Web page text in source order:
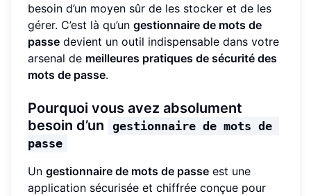
besoin d’un moyen sûr de les stocker et de les
gérer. C’est là qu’un gestionnaire de mots de
passe devient un outil indispensable dans votre
arsenal de meilleures pratiques de sécurité des
mots de passe.
Pourquoi vous avez absolument
besoin d’un
gestionnaire de mots de
passe
Un gestionnaire de mots de passe est une
application sécurisée et chiffrée conçue pour